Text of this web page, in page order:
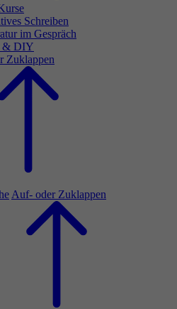
Schreiben
im Gespräch
& DIY
Zuklappen
Auf- oder Zuklappen